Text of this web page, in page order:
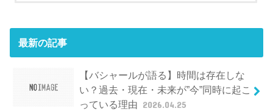
最新の記事
【バシャールが語る】時間は存在しな
い？過去・現在・未来が”今”同時に起こ
っている理由 2026.04.25